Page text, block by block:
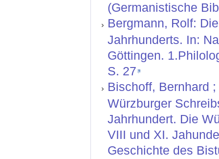
(Germanistische
Bergmann, Rolf:
Jahrhunderts. In:
Göttingen.
S. 27
Bischoff, Bernhard
Würzburger
Jahrhundert. Die
VIII und XI.
Geschichte des